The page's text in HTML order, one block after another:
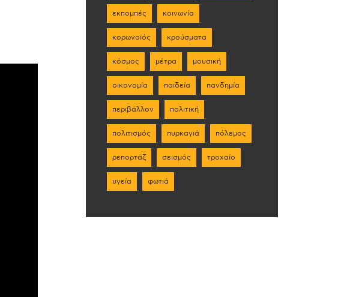
εκπομπές κοινωνία
κορωνοϊός κρούσματα
κόσμος μέτρα μουσική
οικονομία παιδεία πανδημία
περιβάλλον πολιτική
πολιτισμός πυρκαγιά πόλεμος
ρεπορτάζ σεισμός τροχαίο
υγεία φωτιά